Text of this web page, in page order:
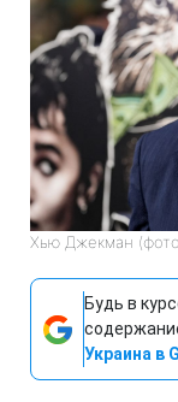
Хью Джекман
Будь в
Украина в